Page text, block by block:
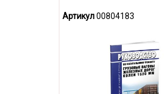
Артикул00804183